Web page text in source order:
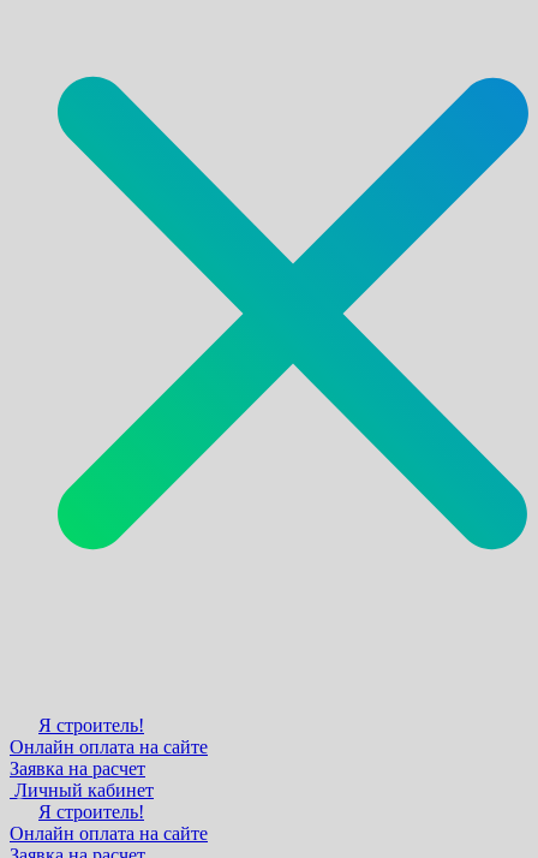
Я строитель!
Онлайн оплата на сайте
Заявка на расчет
Личный кабинет
Я строитель!
Онлайн оплата на сайте